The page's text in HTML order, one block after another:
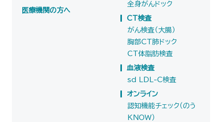
医療機関の方へ
全身がんドック
CT検査
がん検査（大腸）
胸部CT肺ドック
CT体脂肪検査
血液検査
sd LDL-C検査
オンライン
認知機能チェック（のう
KNOW）